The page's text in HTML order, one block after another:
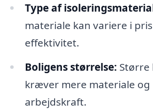
Type af
materiale kan variere i
effektivitet.
Boligens størrelse: Større
kræver mere materiale og
arbejdskraft.